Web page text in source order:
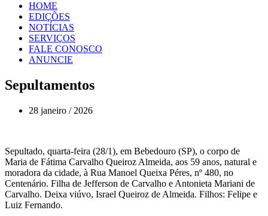
HOME
EDIÇÕES
NOTÍCIAS
SERVIÇOS
FALE CONOSCO
ANUNCIE
Sepultamentos
28 janeiro / 2026
Sepultado, quarta-feira (28/1), em Bebedouro (SP), o corpo de
Maria de Fátima Carvalho Queiroz Almeida, aos 59 anos, natural e
moradora da cidade, à Rua Manoel Queixa Péres, nº 480, no
Centenário. Filha de Jefferson de Carvalho e Antonieta Mariani de
Carvalho. Deixa viúvo, Israel Queiroz de Almeida. Filhos: Felipe e
Luiz Fernando.